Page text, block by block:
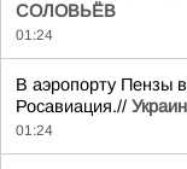
СОЛОВЬЁВ
01:24
В аэропорту Пензы
Росавиация.//
01:24